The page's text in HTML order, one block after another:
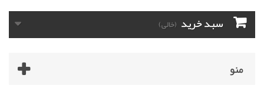
سبد خرید (خالی)
منو